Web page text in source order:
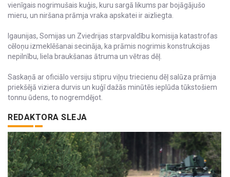
vienīgais nogrimušais kuģis, kuru sargā likums par bojāgājušo
mieru, un niršana prāmja vraka apskatei ir aizliegta.
Igaunijas, Somijas un Zviedrijas starpvaldību komisija katastrofas
cēloņu izmeklēšanai secināja, ka prāmis nogrimis konstrukcijas
nepilnību, liela braukšanas ātruma un vētras dēļ.
Saskaņā ar oficiālo versiju stipru viļņu triecienu dēļ salūza prāmja
priekšējā viziera durvis un kuģī dažās minūtēs ieplūda tūkstošiem
tonnu ūdens, to nogremdējot.
REDAKTORA SLEJA